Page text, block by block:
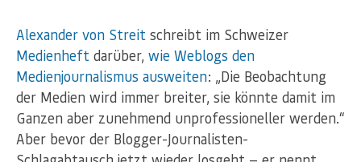
Alexander von Streit schreibt im Schweizer
Medienheft darüber, wie Weblogs den
Medienjournalismus ausweiten: „Die Beobachtung
der Medien wird immer breiter, sie könnte damit im
Ganzen aber zunehmend unprofessioneller werden.“
Aber bevor der Blogger-Journalisten-